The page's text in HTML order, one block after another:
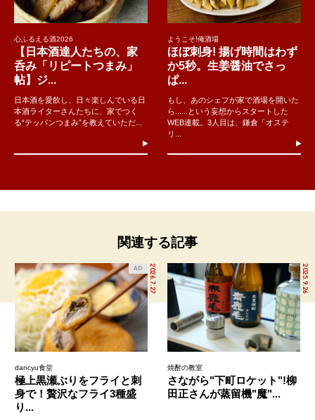
心ふるえる酒2026
【日本酒達人たちの、家
呑み「リピートつまみ」
帖】ジ...
日本酒を愛飲し、日々楽しんでいる日
本酒ライターさんたちに、家でつく
る“テッパンつまみ”を教えていただ...
ようこそ!俺酒場
ほぼ刺身! 揚げ時間はわず
か5秒。生姜醤油でさっ
ぱ...
もし、あのシェフが家で酒場を開いた
ら......という妄想からスタートした
WEB連載。3人目は、鎌倉「オステ
リ...
関連する記事
2026.7.27
AD
dancyu食堂
極上黒瀬ぶりをフライと刺
身で！贅沢なフライ3種盛
り...
2025.9.26
焼酎の教室
さながら"下町ロケット"!柳
田正さんが蒸留機"魔"...